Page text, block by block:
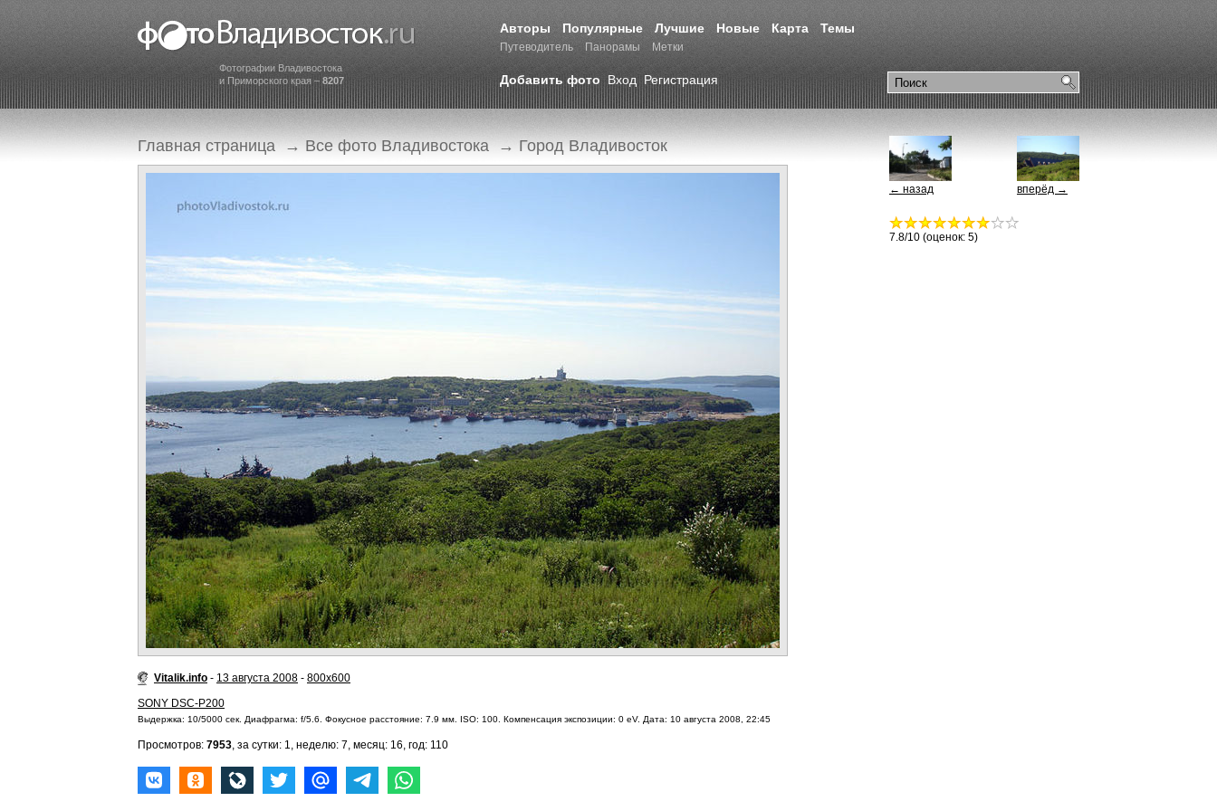
Фотографии Владивостока
и Приморского края – 8207
Авторы Популярные Лучшие Новые Карта Темы
Путеводитель Панорамы Метки
Добавить фото Вход Регистрация
Главная страница → Все фото Владивостока → Город Владивосток
Vitalik.info - 13 августа 2008 - 800x600
SONY DSC-P200
Выдержка: 10/5000 сек. Диафрагма: f/5.6. Фокусное расстояние: 7.9 мм. ISO: 100. Компенсация экспозиции: 0 eV. Дата: 10 августа 2008, 22:45
Просмотров: 7953, за сутки: 1, неделю: 7, месяц: 16, год: 110
вперёд →
← назад
7.8/10 (оценок: 5)